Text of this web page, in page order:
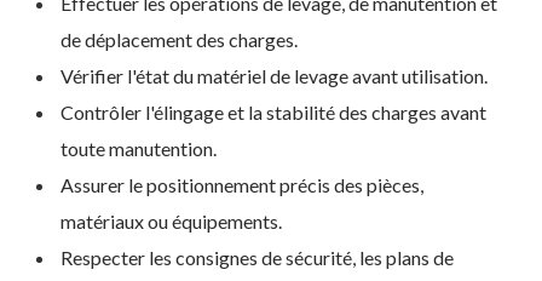
de déplacement des charges.
Vérifier l'état du matériel de levage avant utilisation.
Contrôler l'élingage et la stabilité des charges avant
toute manutention.
Assurer le positionnement précis des pièces,
matériaux ou équipements.
Respecter les consignes de sécurité, les plans de